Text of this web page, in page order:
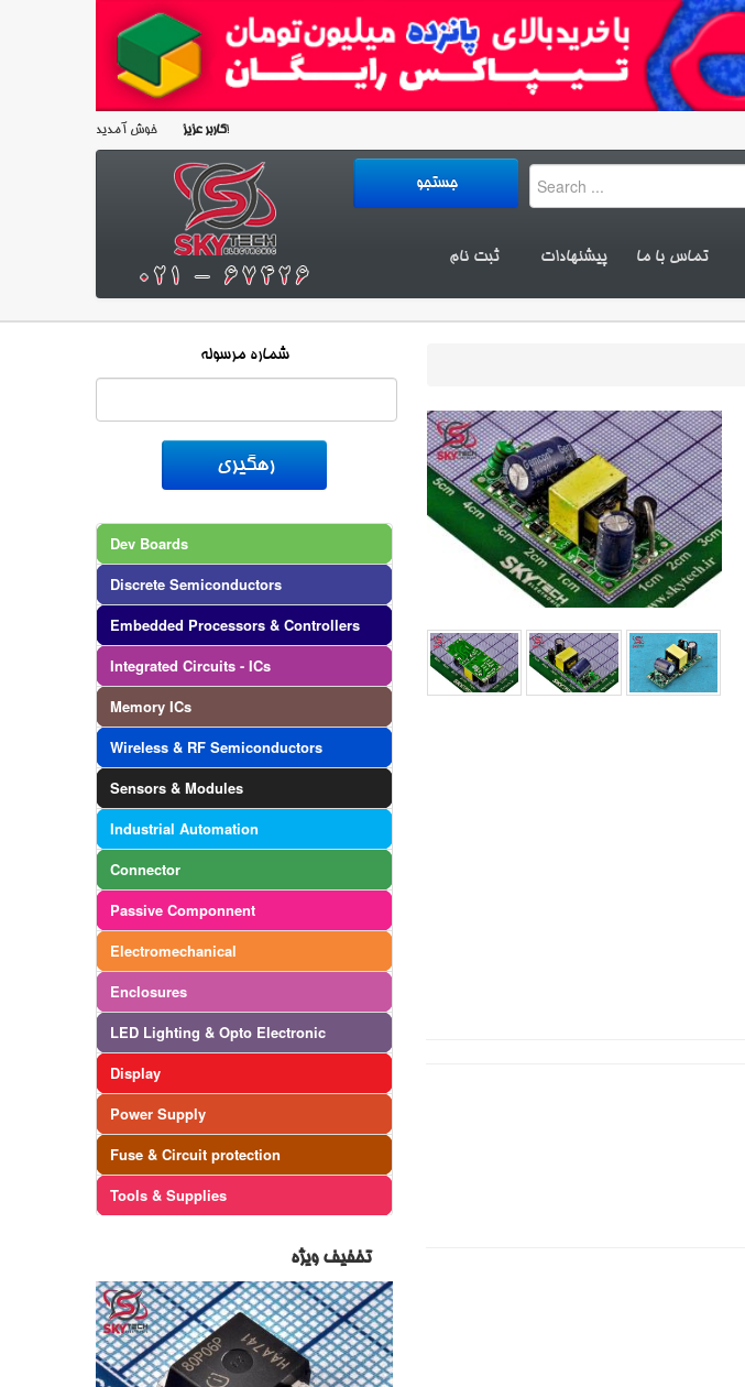
کاربر عزیزخوش آمدید!
تماس با ما پیشنهادات ثبت نام
شماره مرسوله
Dev Boards
Discrete Semiconductors
Embedded Processors & Controllers
Integrated Circuits - ICs
Memory ICs
Wireless & RF Semiconductors
Sensors & Modules
Industrial Automation
Connector
Passive Componnent
Electromechanical
Enclosures
LED Lighting & Opto Electronic
Display
Power Supply
Fuse & Circuit protection
Tools & Supplies
تخفیف ویژه